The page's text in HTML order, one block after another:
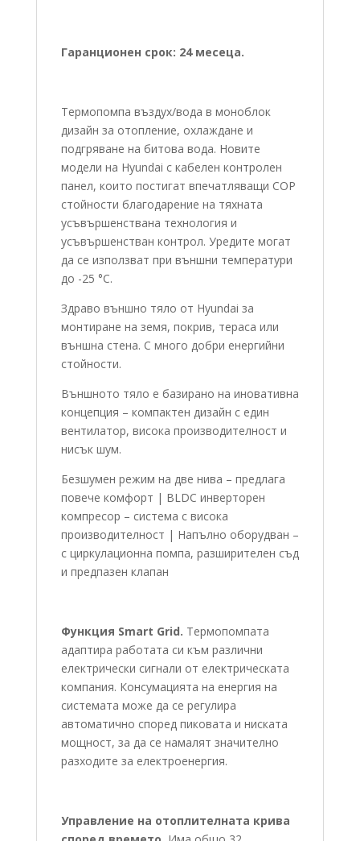
Гаранционен срок: 24 месеца.
Термопомпа въздух/вода в моноблок
дизайн за отопление, охлаждане и
подгряване на битова вода. Новите
модели на Hyundai с кабелен контролен
панел, които постигат впечатляващи COP
стойности благодарение на тяхната
усъвършенствана технология и
усъвършенстван контрол. Уредите могат
да се използват при външни температури
до -25 °C.
Здраво външно тяло от Hyundai за
монтиране на земя, покрив, тераса или
външна стена. С много добри енергийни
стойности.
Външното тяло е базирано на иновативна
концепция – компактен дизайн с един
вентилатор, висока производителност и
нисък шум.
Безшумен режим на две нива – предлага
повече комфорт | BLDC инверторен
компресор – система с висока
производителност | Напълно оборудван –
с циркулационна помпа, разширителен съд
и предпазен клапан
Функция Smart Grid. Термопомпата
адаптира работата си към различни
електрически сигнали от електрическата
компания. Консумацията на енергия на
системата може да се регулира
автоматично според пиковата и ниската
мощност, за да се намалят значително
разходите за електроенергия.
Управление на отоплителната крива